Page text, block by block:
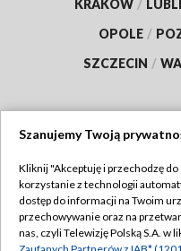
KRAKÓW /
OPOLE /
SZCZECIN /
Abonament TVP
Emisja w TVP
Szanujemy Twoją
Kliknij "Akceptuję i przechodzę
korzystanie z technologii
dostęp do informacji na Twoim
przechowywanie oraz na
nas, czyli Telewizję Polską S.A. w